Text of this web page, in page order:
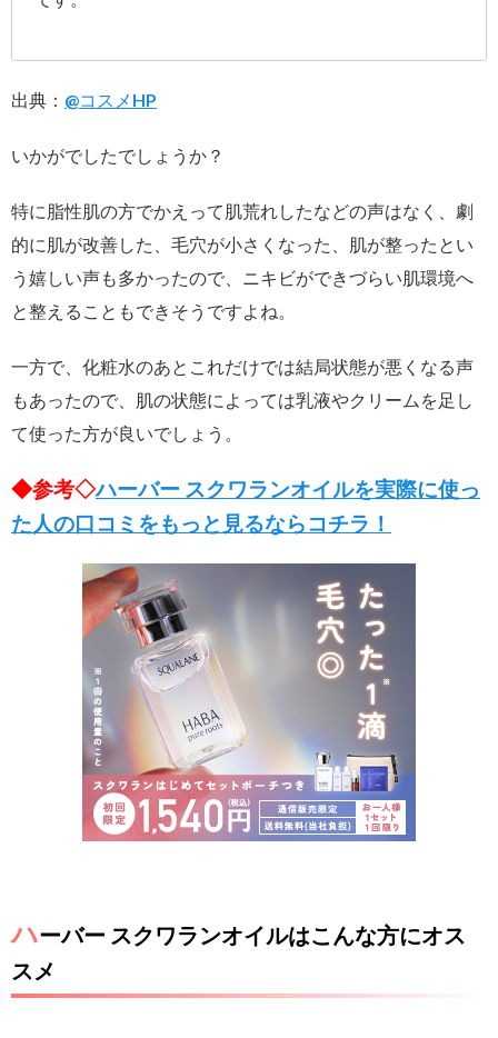
出典： @コスメHP
いかがでしたでしょうか？
特に脂性肌の方でかえって肌荒れしたなどの声はなく、劇
的に肌が改善した、毛穴が小さくなった、肌が整ったとい
う嬉しい声も多かったので、ニキビができづらい肌環境へ
と整えることもできそうですよね。
一方で、化粧水のあとこれだけでは結局状態が悪くなる声
もあったので、肌の状態によっては乳液やクリームを足し
て使った方が良いでしょう。
◆参考◇ハーバー スクワランオイルを実際に使っ
た人の口コミをもっと見るならコチラ！
ハーバー スクワランオイルはこんな方にオス
スメ